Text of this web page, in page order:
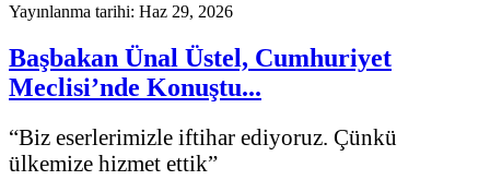
Yayınlanma tarihi: Haz 29, 2026
Başbakan Ünal Üstel, Cumhuriyet
Meclisi’nde Konuştu...
“Biz eserlerimizle iftihar ediyoruz. Çünkü
ülkemize hizmet ettik”